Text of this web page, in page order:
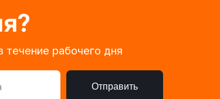
течение рабочего дня
Отправить